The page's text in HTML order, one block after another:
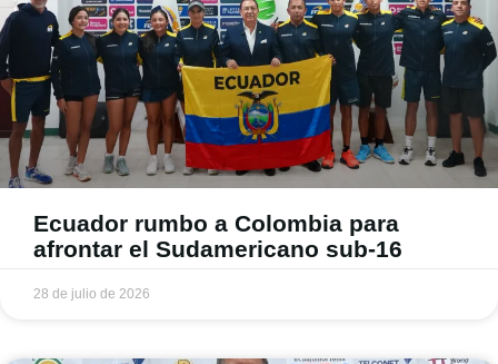
Ecuador rumbo a Colombia para
afrontar el Sudamericano sub-16
28 de julio de 2026